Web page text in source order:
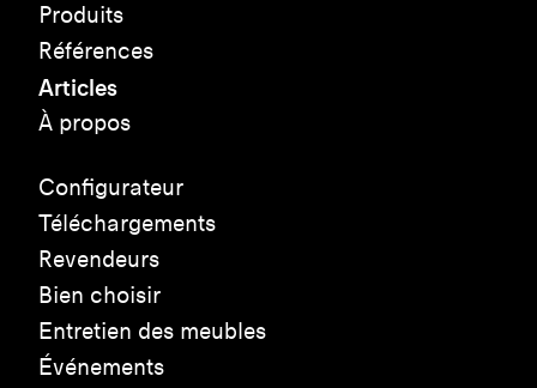
Produits
Références
Articles
À propos
Configurateur
Téléchargements
Revendeurs
Bien choisir
Entretien des meubles
Événements